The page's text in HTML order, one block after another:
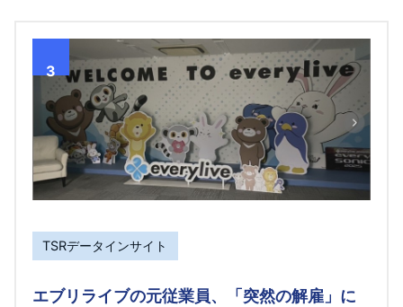
3
TSRデータインサイト
エブリライブの元従業員、「突然の解雇」に